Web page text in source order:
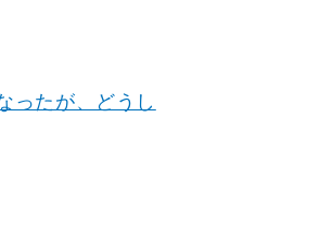
ったが、どうし